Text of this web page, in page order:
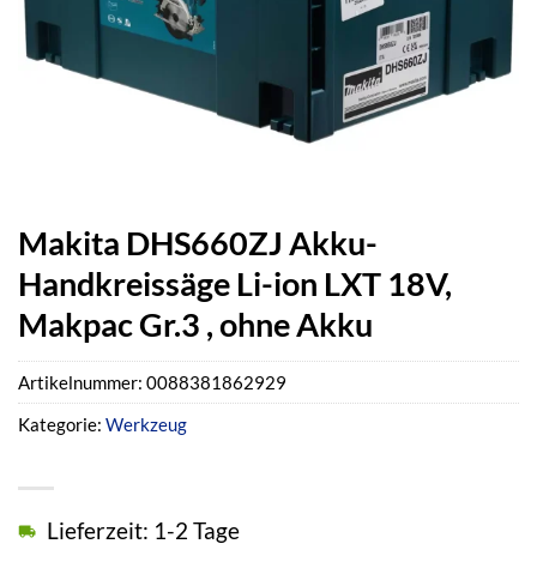
Makita DHS660ZJ Akku-
Handkreissäge Li-ion LXT 18V,
Makpac Gr.3 , ohne Akku
Lieferzeit: 1-2 Tage
Artikelnummer: 0088381862929
Kategorie: Werkzeug